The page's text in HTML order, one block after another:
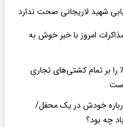
شهید لاریجانی صحت ندارد
امروز با خبر خوش به
هرمز لتر: ایران عوارض ۷٪ را بر تمام کشتی‌های تجاری
خودش در یک محفل/
چه بود؟